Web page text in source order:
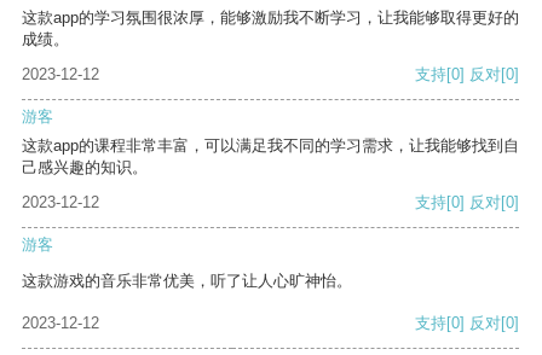
这款app的学习氛围很浓厚，能够激励我不断学习，让我能够取得更好的
成绩。
2023-12-12
支持[0] 反对[0]
游客
这款app的课程非常丰富，可以满足我不同的学习需求，让我能够找到自
己感兴趣的知识。
2023-12-12
支持[0] 反对[0]
游客
这款游戏的音乐非常优美，听了让人心旷神怡。
2023-12-12 支持[0] 反对[0]